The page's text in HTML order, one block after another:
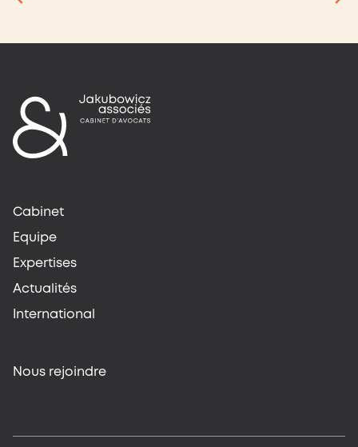
Cabinet
Equipe
Expertises
Actualités
International
Nous rejoindre